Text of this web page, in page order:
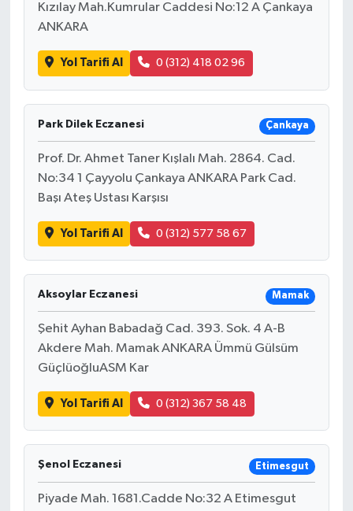
Kızılay Mah.Kumrular Caddesi No:12 A Çankaya
ANKARA
Yol Tarifi Al 0 (312) 418 02 96
Park Dilek Eczanesi Çankaya
Prof. Dr. Ahmet Taner Kışlalı Mah. 2864. Cad.
No:34 1 Çayyolu Çankaya ANKARA Park Cad.
Başı Ateş Ustası Karşısı
Yol Tarifi Al 0 (312) 577 58 67
Aksoylar Eczanesi Mamak
Şehit Ayhan Babadağ Cad. 393. Sok. 4 A-B
Akdere Mah. Mamak ANKARA Ümmü Gülsüm
GüçlüoğluASM Kar
Yol Tarifi Al 0 (312) 367 58 48
Şenol Eczanesi Etimesgut
Piyade Mah. 1681.Cadde No:32 A Etimesgut